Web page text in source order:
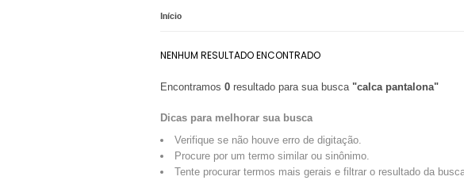
Início
NENHUM RESULTADO ENCONTRADO
Encontramos 0 resultado para sua busca "calca pantalona"
Dicas para melhorar sua busca
Verifique se não houve erro de digitação.
Procure por um termo similar ou sinônimo.
Tente procurar termos mais gerais e filtrar o resultado da